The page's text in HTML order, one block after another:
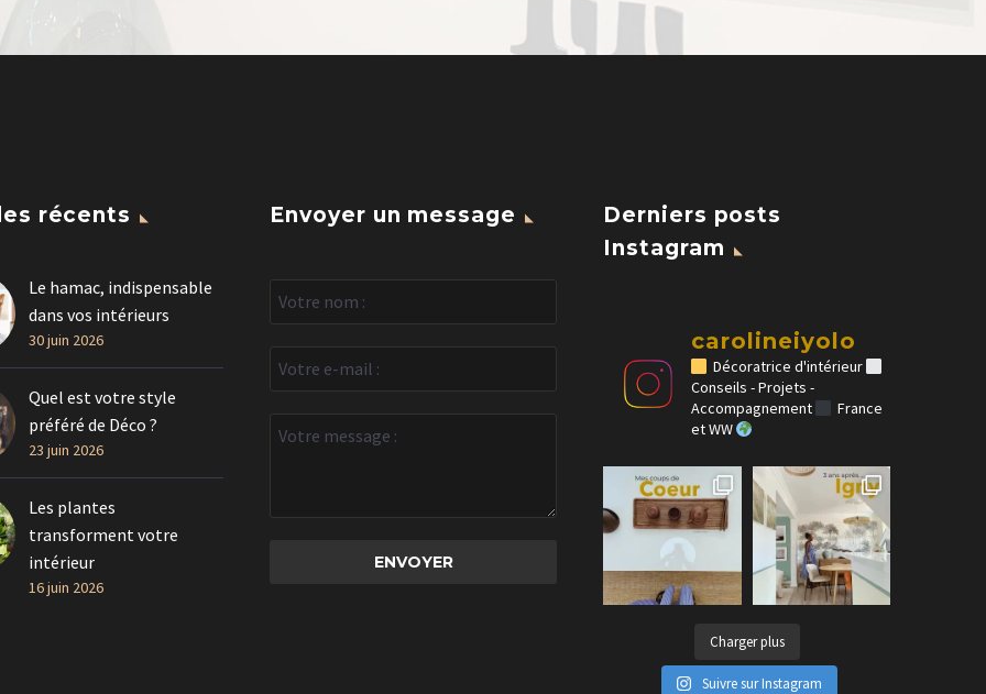
récents
Le hamac, indispensable
dans vos intérieurs
30 juin 2026
Quel est votre style
préféré de Déco ?
23 juin 2026
Les plantes
transforment votre
intérieur
16 juin 2026
Envoyer un message
Derniers posts
Instagram
carolineiyolo
Décoratrice d'intérieur
Conseils - Projets -
Accompagnement
France
et WW
Charger plus
Suivre sur Instagram